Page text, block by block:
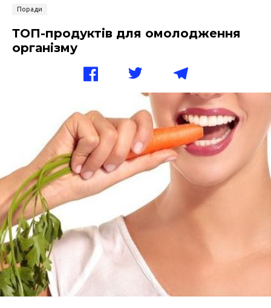
Поради
ТОП-продуктів для омолодження
організму